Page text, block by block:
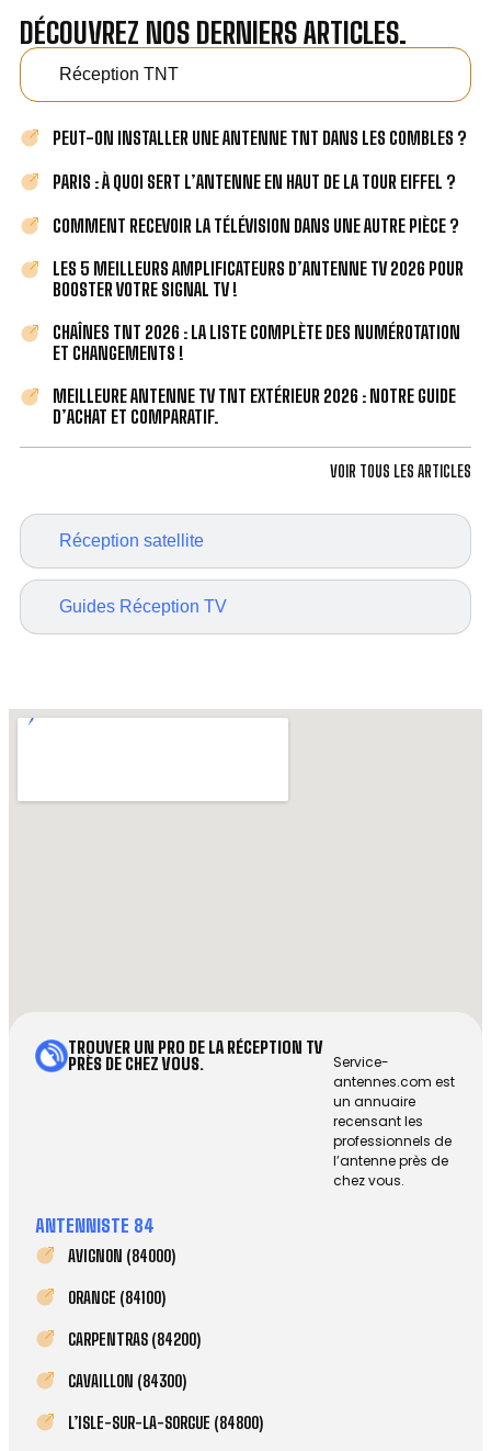
DÉCOUVREZ NOS DERNIERS ARTICLES.
Réception TNT
Réception satellite
Guides Réception TV
PEUT-ON INSTALLER UNE ANTENNE TNT DANS LES COMBLES ?
PARIS : À QUOI SERT L’ANTENNE EN HAUT DE LA TOUR EIFFEL ?
COMMENT RECEVOIR LA TÉLÉVISION DANS UNE AUTRE PIÈCE ?
LES 5 MEILLEURS AMPLIFICATEURS D’ANTENNE TV 2026 POUR
BOOSTER VOTRE SIGNAL TV !
CHAÎNES TNT 2026 : LA LISTE COMPLÈTE DES NUMÉROTATION
ET CHANGEMENTS !
MEILLEURE ANTENNE TV TNT EXTÉRIEUR 2026 : NOTRE GUIDE
D’ACHAT ET COMPARATIF.
VOIR TOUS LES ARTICLES
TROUVER UN PRO DE LA RÉCEPTION TV
PRÈS DE CHEZ VOUS.
Service-
antennes.com est
un annuaire
recensant les
professionnels de
l’antenne près de
chez vous.
ANTENNISTE 84
AVIGNON (84000)
ORANGE (84100)
CARPENTRAS (84200)
CAVAILLON (84300)
L’ISLE-SUR-LA-SORGUE (84800)